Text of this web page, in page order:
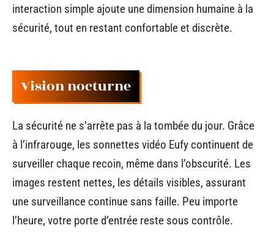
interaction simple ajoute une dimension humaine à la
sécurité, tout en restant confortable et discrète.
Vision nocturne
La sécurité ne s’arrête pas à la tombée du jour. Grâce
à l’infrarouge, les sonnettes vidéo Eufy continuent de
surveiller chaque recoin, même dans l’obscurité. Les
images restent nettes, les détails visibles, assurant
une surveillance continue sans faille. Peu importe
l’heure, votre porte d’entrée reste sous contrôle.